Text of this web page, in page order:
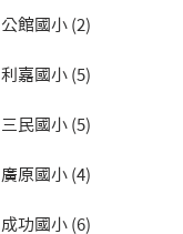
公館國小 (2)
利嘉國小 (5)
三民國小 (5)
廣原國小 (4)
成功國小 (6)